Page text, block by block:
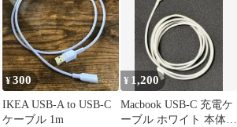
¥300
IKEA USB-A to USB-C
ケーブル 1m
¥ 1,200
Macbook USB-C 充電ケ
ーブル ホワイト 本体